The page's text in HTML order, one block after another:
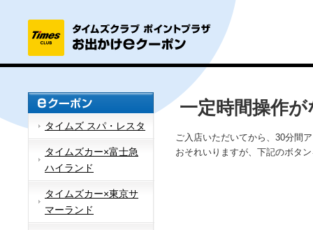
タイムズ スパ・レスタ
タイムズカー×富士急
ハイランド
タイムズカー×東京サ
マーランド
一定時間操作
ご入店いただいてから、30分間
おそれいりますが、下記のボタ